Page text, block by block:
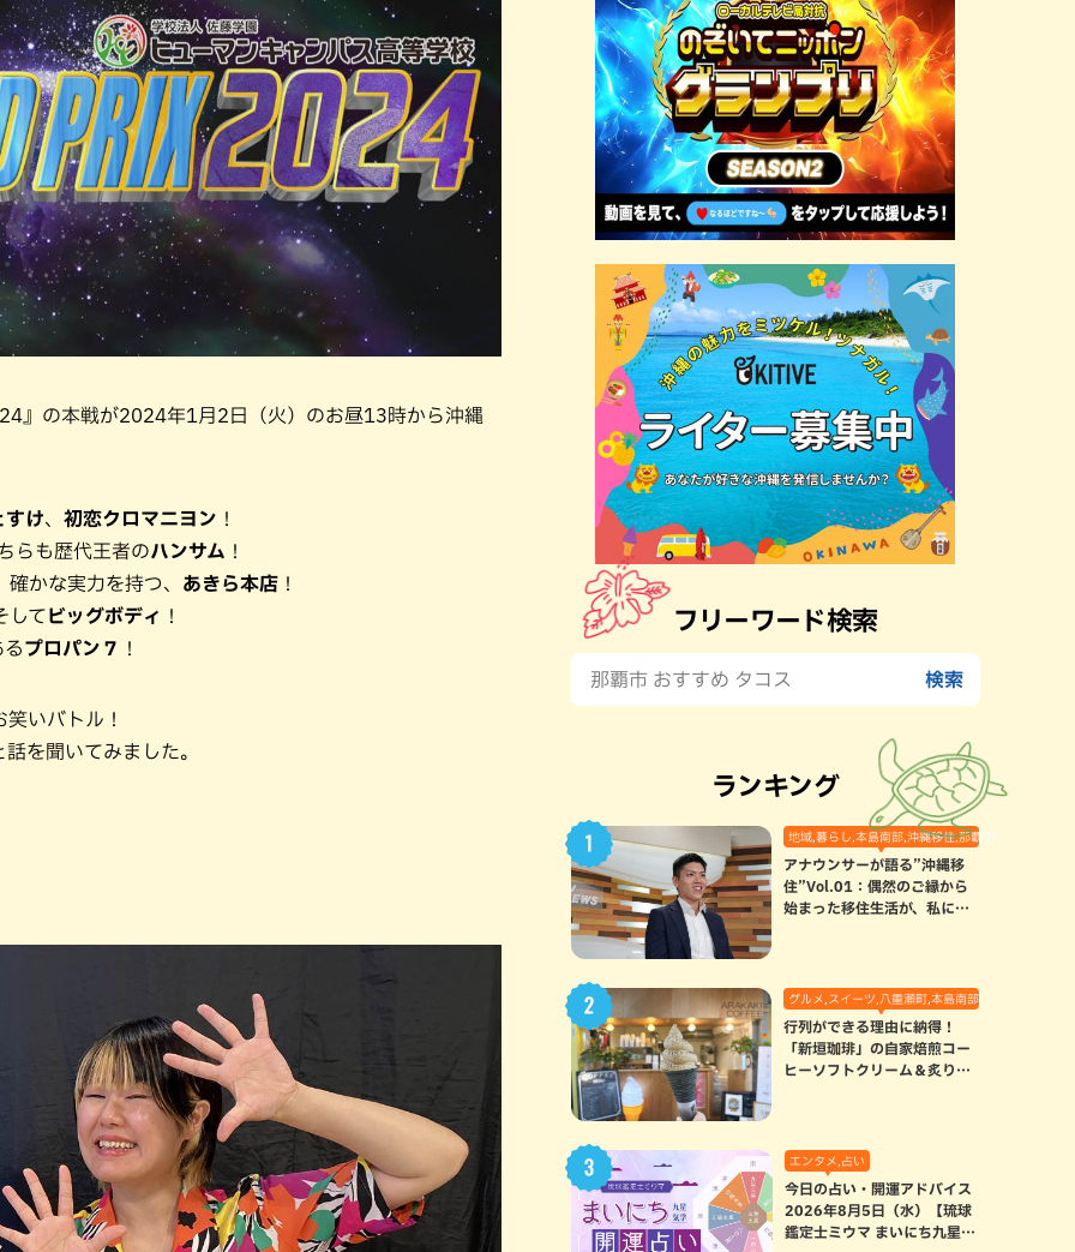
』の本戦が2024年1月2日（火）のお昼13時から沖縄
すけ、 初恋クロマニヨン ！
らも歴代王者のハンサム ！
確かな実力を持つ、 あきら本店 ！
して ビッグボディ
！
プロパン７ ！
いバトル！
を聞いてみました。
フリーワード検索
ランキング
地域,暮らし,本島南部,沖縄移住,那覇市
アナウンサーが語る”沖縄移
住”Vol.01：偶然のご縁から
始まった移住生活が、私にと
グルメ,スイーツ,八重瀬町,本島南部
行列ができる理由に納得！
「新垣珈琲」の自家焙煎コー
ヒーソフトクリーム＆炙りマ
エンタメ,占い
今日の占い・開運アドバイス
2026年8月5日（水）【琉球
鑑定士ミウマ まいにち九星気